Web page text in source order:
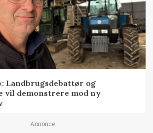
Landbrugsdebattør og
vil demonstrere mod ny
Annonce